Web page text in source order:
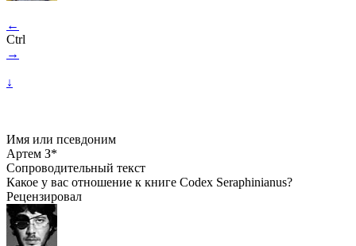
←
Ctrl
→
↓
Имя или псевдоним
Артем З*
Сопроводительный текст
Какое у вас отношение к книге Codex Seraphinianus?
Рецензировал